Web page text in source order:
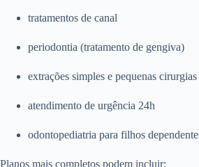
tratamentos de canal
periodontia (tratamento de gengiva)
extrações simples e pequenas cirurgias
atendimento de urgência 24h
odontopediatria para filhos
Planos mais completos podem incluir: